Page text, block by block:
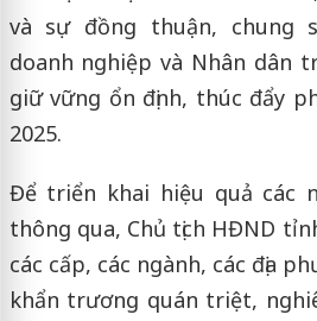
và sự đồng thuận, chung
doanh nghiệp và Nhân dân
giữ vững ổn định, thúc đẩy
2025.
Để triển khai hiệu quả các
thông qua, Chủ tịch HĐND
các cấp, các ngành, các địa
khẩn trương quán triệt,